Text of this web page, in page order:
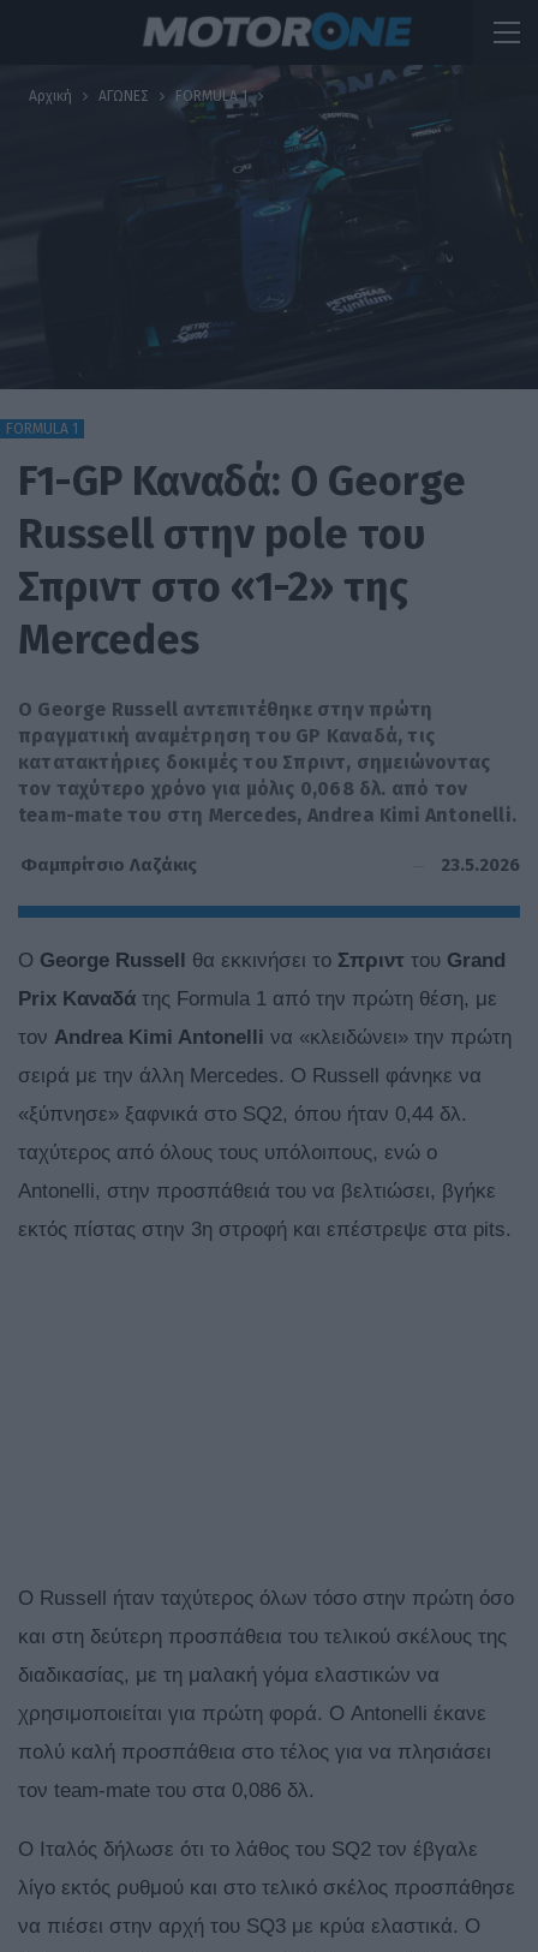
Αρχική ΑΓΩΝΕΣ FORMULA 1
FORMULA 1
F1-GP Καναδά: Ο George
Russell στην pole του
Σπριντ στο «1-2» της
Mercedes
O George Russell αντεπιτέθηκε στην πρώτη
πραγματική αναμέτρηση του GP Καναδά, τις
κατατακτήριες δοκιμές του Σπριντ, σημειώνοντας
τον ταχύτερο χρόνο για μόλις 0,068 δλ. από τον
team-mate του στη Mercedes, Andrea Kimi Antonelli.
Φαμπρίτσιο Λαζάκις 23.5.2026
O George Russell θα εκκινήσει το Σπριντ του Grand
Prix Καναδά της Formula 1 από την πρώτη θέση, με
τον Andrea Kimi Antonelli να «κλειδώνει» την πρώτη
σειρά με την άλλη Mercedes. O Russell φάνηκε να
«ξύπνησε» ξαφνικά στο SQ2, όπου ήταν 0,44 δλ.
ταχύτερος από όλους τους υπόλοιπους, ενώ ο
Antonelli, στην προσπάθειά του να βελτιώσει, βγήκε
εκτός πίστας στην 3η στροφή και επέστρεψε στα pits.
Ο Russell ήταν ταχύτερος όλων τόσο στην πρώτη όσο
και στη δεύτερη προσπάθεια του τελικού σκέλους της
διαδικασίας, με τη μαλακή γόμα ελαστικών να
χρησιμοποιείται για πρώτη φορά. Ο Antonelli έκανε
πολύ καλή προσπάθεια στο τέλος για να πλησιάσει
τον team-mate του στα 0,086 δλ.
Ο Ιταλός δήλωσε ότι το λάθος του SQ2 τον έβγαλε
λίγο εκτός ρυθμού και στο τελικό σκέλος προσπάθησε
να πιέσει στην αρχή του SQ3 με κρύα ελαστικά. Ο